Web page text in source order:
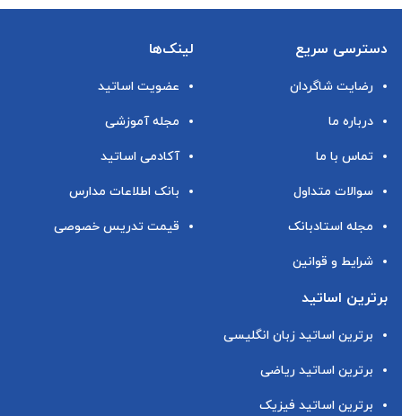
دسترسی سریع
رضایت شاگردان
درباره ما
تماس با ما
سوالات متداول
مجله استادبانک
شرایط و قوانین
لینک‌ها
عضویت اساتید
مجله آموزشی
آکادمی اساتید
بانک اطلاعات مدارس
قیمت تدریس خصوصی
برترین اساتید
برترین اساتید زبان انگلیسی
برترین اساتید ریاضی
برترین اساتید فیزیک